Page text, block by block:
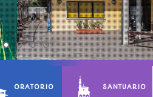
ORATORIO SANTUARIO